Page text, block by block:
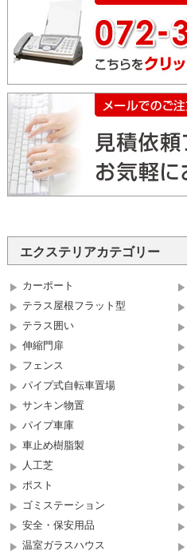
エクステリアカテゴリー
カーポート
テラス屋根フラット型
テラス囲い
伸縮門扉
フェンス
パイプ式自転車置場
サンキン物置
パイプ車庫
車止め樹脂製
人工芝
ポスト
ゴミステーション
安全・保安用品
温室ガラスハウス